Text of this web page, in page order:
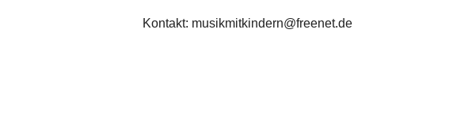
Kontakt: musikmitkindern@freenet.de